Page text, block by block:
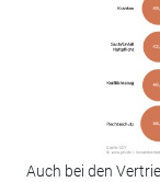
Auch bei den